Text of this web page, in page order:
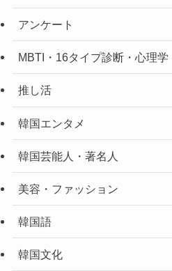
アンケート
MBTI・16タイプ診断・心理学
推し活
韓国エンタメ
韓国芸能人・著名人
美容・ファッション
韓国語
韓国文化